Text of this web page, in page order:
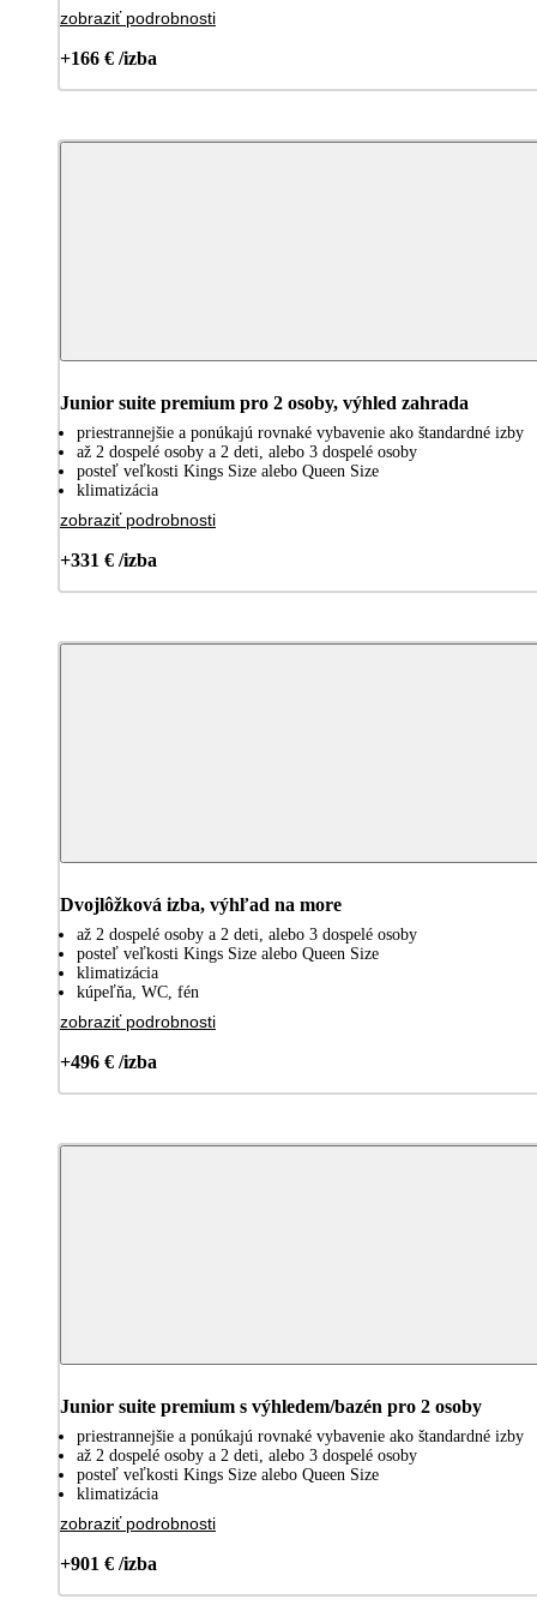
zobraziť podrobnosti
+166 € /izba
Junior suite premium pro 2 osoby, výhled zahrada
priestrannejšie a ponúkajú rovnaké vybavenie ako štandardné izby
až 2 dospelé osoby a 2 deti, alebo 3 dospelé osoby
posteľ veľkosti Kings Size alebo Queen Size
klimatizácia
zobraziť podrobnosti
+331 € /izba
Dvojlôžková izba, výhľad na more
až 2 dospelé osoby a 2 deti, alebo 3 dospelé osoby
posteľ veľkosti Kings Size alebo Queen Size
klimatizácia
kúpeľňa, WC, fén
zobraziť podrobnosti
+496 € /izba
Junior suite premium s výhledem/bazén pro 2 osoby
priestrannejšie a ponúkajú rovnaké vybavenie ako štandardné izby
až 2 dospelé osoby a 2 deti, alebo 3 dospelé osoby
posteľ veľkosti Kings Size alebo Queen Size
klimatizácia
zobraziť podrobnosti
+901 € /izba